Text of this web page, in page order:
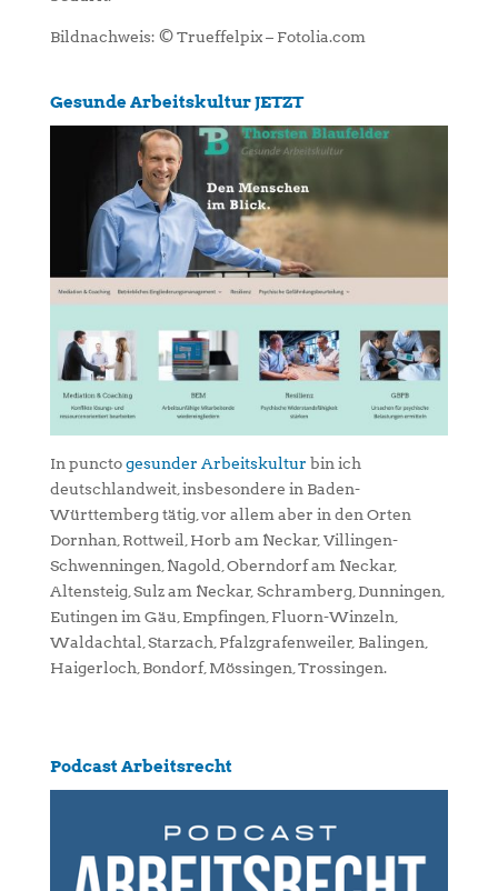
Bildnachweis: © Trueffelpix – Fotolia.com
Gesunde Arbeitskultur JETZT
In punctogesunder Arbeitskultur bin ich
deutschlandweit, insbesondere in Baden-
Württemberg tätig, vor allem aber in den Orten
Dornhan, Rottweil, Horb am Neckar, Villingen-
Schwenningen, Nagold, Oberndorf am Neckar,
Altensteig, Sulz am Neckar, Schramberg, Dunningen,
Eutingen im Gäu, Empfingen, Fluorn-Winzeln,
Waldachtal, Starzach, Pfalzgrafenweiler, Balingen,
Haigerloch, Bondorf, Mössingen, Trossingen.
Podcast Arbeitsrecht